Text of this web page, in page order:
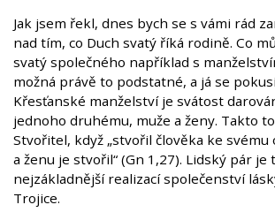
Jak jsem řekl, dnes bych se s vámi rád
nad tím, co Duch svatý říká rodině. Co
svatý společného například s
možná právě to podstatné, a já se
Křesťanské manželství je svátost
jednoho druhému, muže a ženy. Takto
Stvořitel, když „stvořil člověka ke svému
a ženu je stvořil“ (Gn 1,27). Lidský pár je
nejzákladnější realizací společenství
Trojice.